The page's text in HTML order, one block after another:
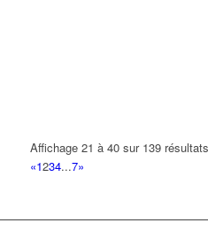
Affichage 21 à 40 sur 139 résultats
«1234...7»